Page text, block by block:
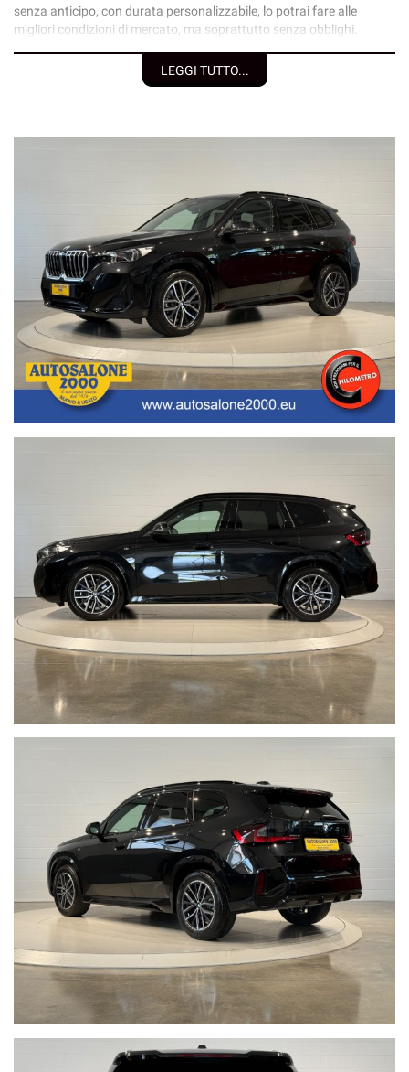
senza anticipo, con durata personalizzabile, lo potrai fare alle
migliori condizioni di mercato, ma soprattutto senza obblighi.
• Consegna a domicilio;
(privati/ditte individuali/società);
• Garanzia assicurativa estensibile fino a 3 anni senza limite di
Segui Autosalone 2000 srl e leggi le recensioni che descrivono
l’esperienza dei nostri clienti:
• www.autosalone2000.eu dove potrai trovare l’intero parco auto
aggiornato, maggiori foto e info per ogni singola vettura, i nostri
servizi e la nostra storia dal 1976 ad oggi.
• Facebook / Instagram aggiornato con nuovi arrivi, descrizioni delle
attività e l’album fotografico delle consegne, ovvero il momento più
emozionante immortalato con i nostri clienti.
Nota bene: La dotazione tecnica e gli accessori indicati nella
presente scheda potrebbero non coincidere con l’effettivo
equipaggiamento del veicolo, a causa della non uniformità dei dati
pubblicati dai diversi portali.Al fine di evitare inconvenienti per
eventuali inesattezze relative all’annuncio è consigliabile accertarsi
della disponibilità dell’autovettura e della correttezza dei dati
inseriti. Autosalone 2000 srl declina ogni responsabilità per
eventuali involontarie incongruenze, che non rappresentano in
alcun modo un impegno contrattuale. Ci scusiamo per
l’inconveniente e vi invitiamo a verificare le caratteristiche dello
specifico veicolo. Autosalone 2000 srl declina ogni responsabilità
per eventuali involontarie incongruenze, che non rappresentano in
alcun modo un impegno contrattuale.
Cosa vuol dire far parte della Community di “NON PRENDERMI PER
IL CHILOMETRO” ?
Vuol dire offrire ad ogni cliente la certezza e la serenità di un
acquisto sicuro, vuol dire metterci la faccia certificando la
percorrenza chilometrica di ogni singola vettura, con i fatti e non
con le parole, per noi far parte di questa Community è un impegno
che con vanto portiamo avanti da anni.
Acquistare un'auto usata evitando la truffa non è semplice.
www.nonprendermiperilchilometro.it
Telefono fisso chiamaci : +39 0422 890220
Live Chat Whatsapp scrivici, invia foto del tuo usato, richiedi un
video a 360° della nostra vettura:
LEGGI TUTTO...